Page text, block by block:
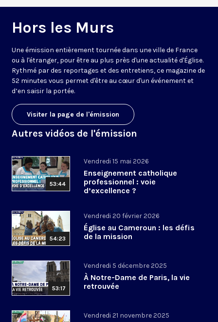
Hors les Murs
Une émission entièrement tournée dans une ville de France
ou à l'étranger, pour être au plus près d'une actualité d'Église.
Rythmé par des reportages et des entretiens, ce magazine de
52 minutes vous permet d'être au cœur d'un événement et
d’en saisir la portée.
Visiter la page de l'émission
Autres vidéos de l'émission
53:44
Vendredi 15 mai 2026
Enseignement catholique
professionnel : voie
d’excellence ?
54:23
Vendredi 20 février 2026
Église au Cameroun : les défis
de la mission
53:17
Vendredi 5 décembre 2025
À Notre-Dame de Paris, la vie
retrouvée
Vendredi 21 novembre 2025